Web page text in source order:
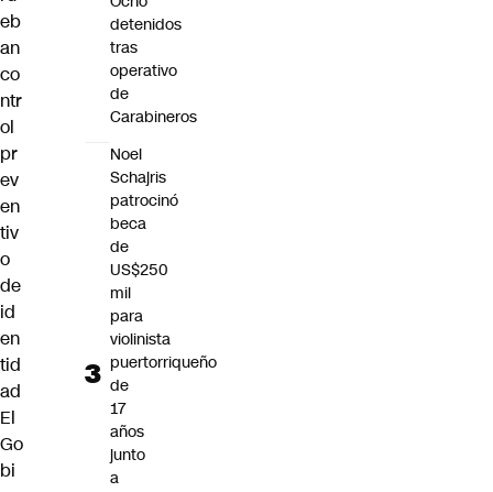
eb
an
co
ntr
ol
pr
ev
en
tiv
o
de
id
en
tid
ad
El
Go
bi
detenidos
tras
operativo
de
Carabineros
Noel
Schajris
patrocinó
beca
de
US$250
mil
para
violinista
puertorriqueño
de
17
años
junto
a